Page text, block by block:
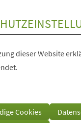
dieser Website
Cookies